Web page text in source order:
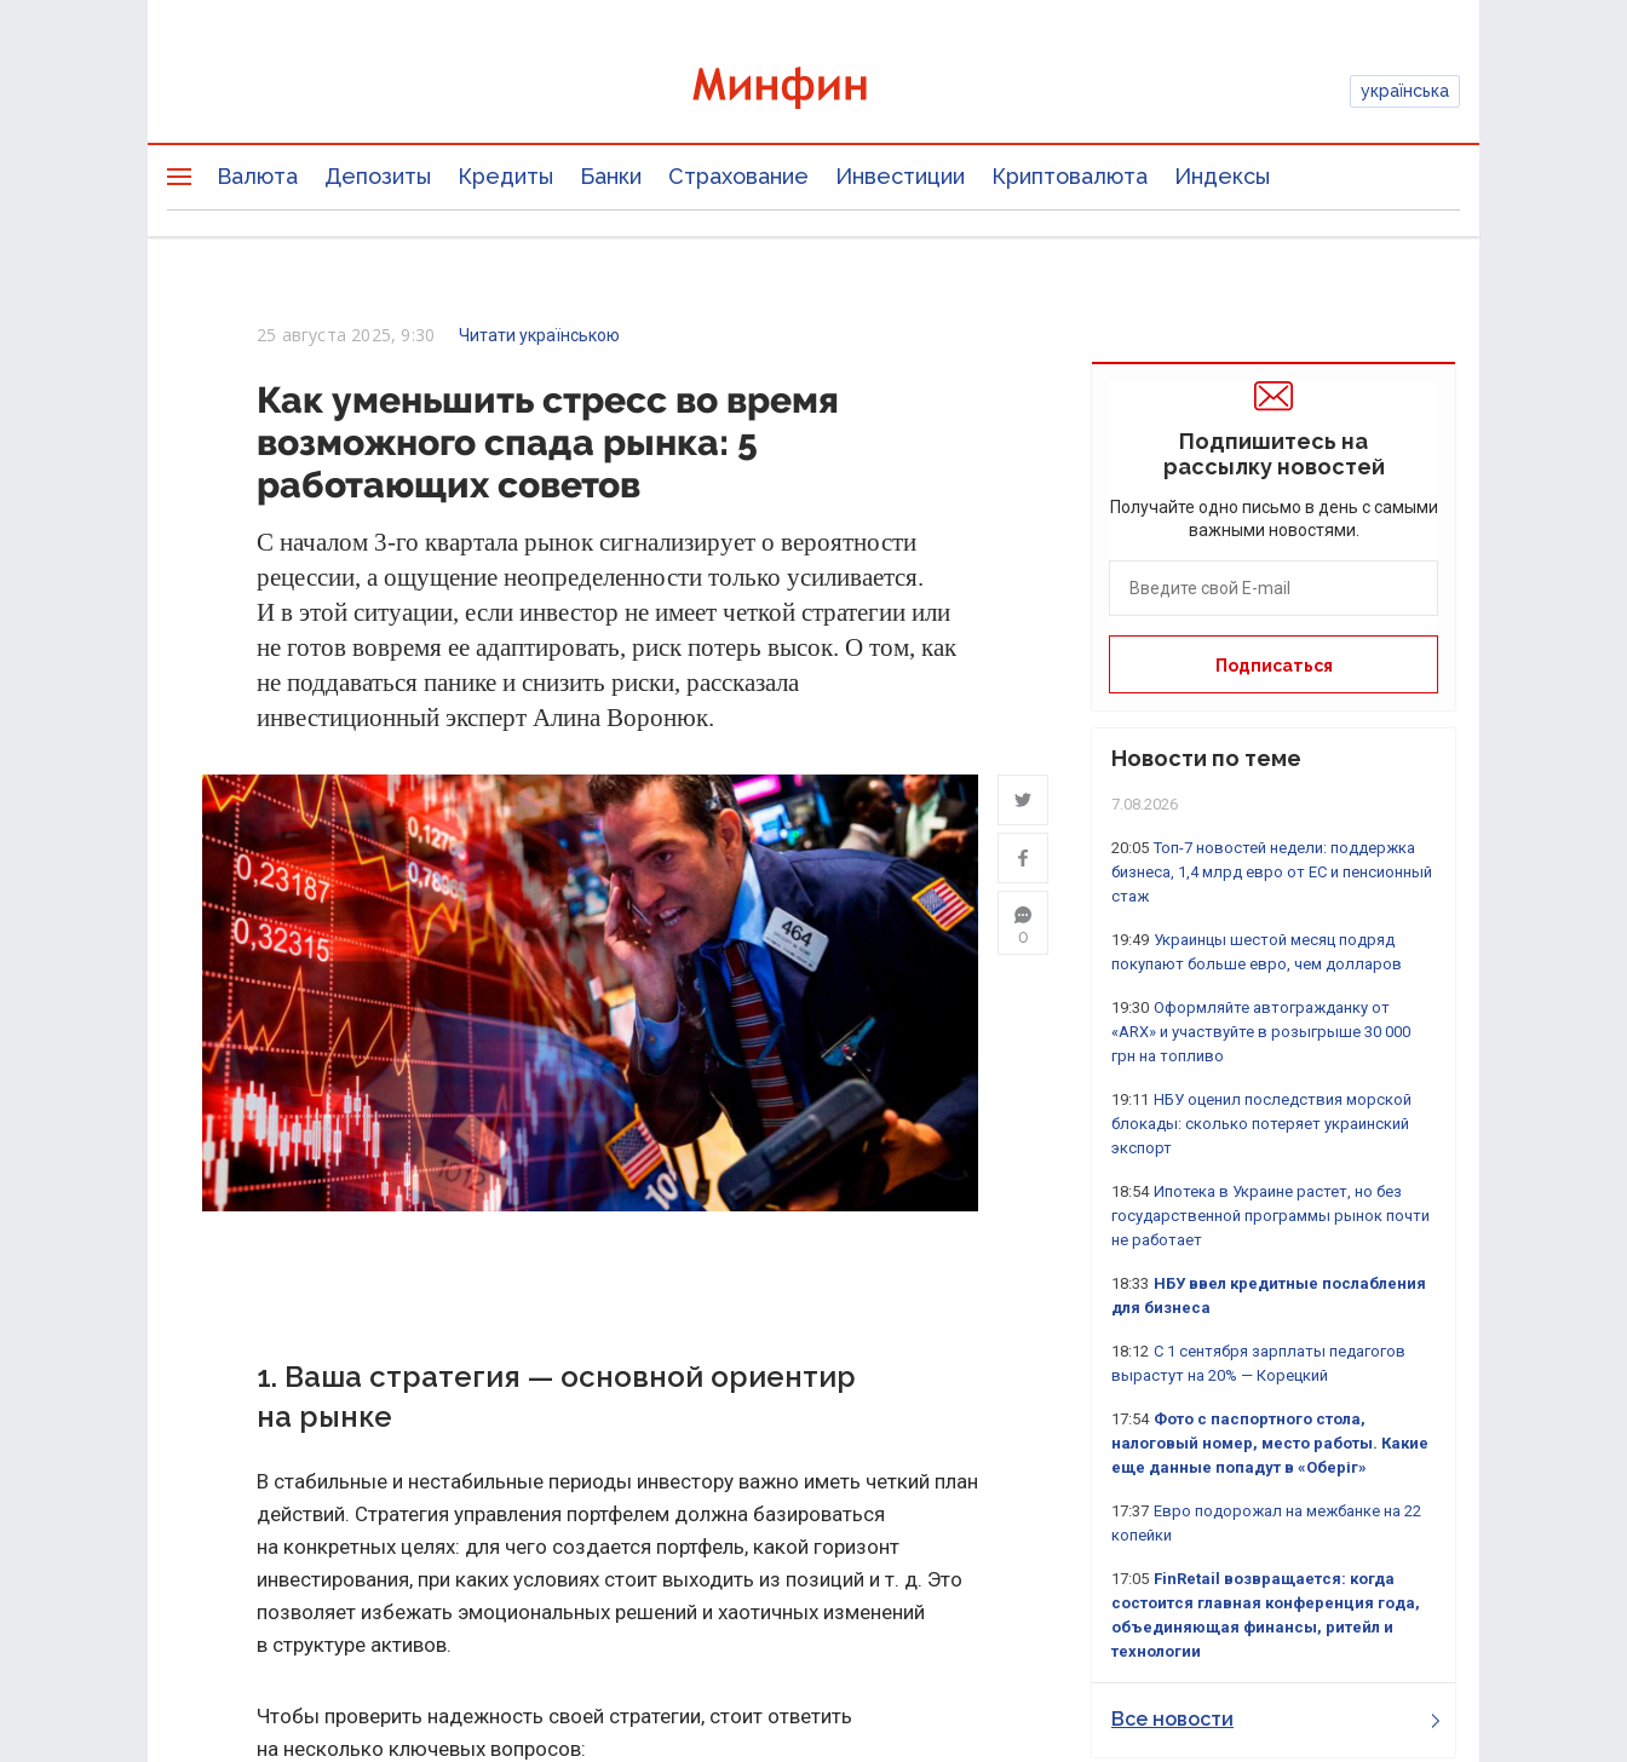
українська
Валюта Депозиты Кредиты Банки Страхование Инвестиции Криптовалюта Индексы
25 августа 2025, 9:30 Читати українською
Как уменьшить стресс во время
возможного спада рынка: 5
работающих советов
С началом 3-го квартала рынок сигнализирует о вероятности
рецессии, а ощущение неопределенности только усиливается.
И в этой ситуации, если инвестор не имеет четкой стратегии или
не готов вовремя ее адаптировать, риск потерь высок. О том, как
не поддаваться панике и снизить риски, рассказала
инвестиционный эксперт Алина Воронюк.
0
1. Ваша стратегия — основной ориентир
на рынке
В стабильные и нестабильные периоды инвестору важно иметь четкий план
действий. Стратегия управления портфелем должна базироваться
на конкретных целях: для чего создается портфель, какой горизонт
инвестирования, при каких условиях стоит выходить из позиций и т. д. Это
позволяет избежать эмоциональных решений и хаотичных изменений
в структуре активов.
Чтобы проверить надежность своей стратегии, стоит ответить
на несколько ключевых вопросов:
Подпишитесь на
рассылку новостей
Получайте одно письмо в день с самыми
важными новостями.
Новости по теме
7.08.2026
20:05 Топ-7 новостей недели: поддержка
бизнеса, 1,4 млрд евро от ЕС и пенсионный
стаж
19:49 Украинцы шестой месяц подряд
покупают больше евро, чем долларов
19:30 Оформляйте автогражданку от
«ARX» и участвуйте в розыгрыше 30 000
грн на топливо
19:11 НБУ оценил последствия морской
блокады: сколько потеряет украинский
экспорт
18:54 Ипотека в Украине растет, но без
государственной программы рынок почти
не работает
18:33 НБУ ввел кредитные послабления
для бизнеса
18:12 С 1 сентября зарплаты педагогов
вырастут на 20% — Корецкий
17:54 Фото с паспортного стола,
налоговый номер, место работы. Какие
еще данные попадут в «Оберіг»
17:37 Евро подорожал на межбанке на 22
копейки
17:05 FinRetail возвращается: когда
состоится главная конференция года,
объединяющая финансы, ритейл и
технологии
Все новости